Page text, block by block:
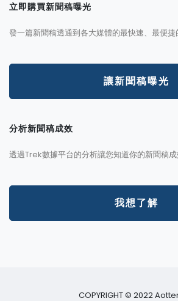
立即購買新聞稿曝光
發一篇新聞稿透通到各大媒體的最快速、最便捷
讓新聞稿曝光
分析新聞稿成效
透過Trek數據平台的分析讓您知道你的新聞稿成
我想了解
COPYRIGHT © 2022